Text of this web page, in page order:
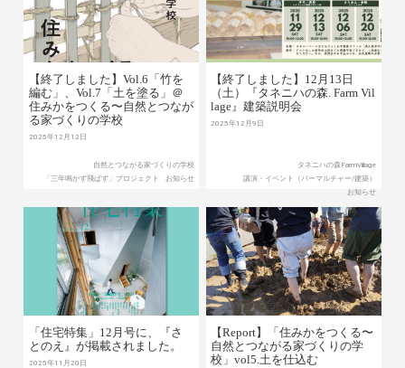
【終了しました】Vol.6「竹を
編む」、Vol.7「土を塗る」＠
住みかをつくる〜自然とつなが
る家づくりの学校
2025年12月12日
自然とつながる家づくりの学校
「三年鳴かず飛ばず」プロジェクト
お知らせ
【終了しました】12月13日
（土）『タネニハの森. Farm Vil
lage』建築説明会
2025年12月9日
タネニハの森FarmVillage
講演・イベント（パーマルチャー/建築）
お知らせ
「住宅特集」12月号に、『さ
とのえ』が掲載されました。
2025年11月20日
【Report】「住みかをつくる〜
自然とつながる家づくりの学
校」vol5.土を仕込む